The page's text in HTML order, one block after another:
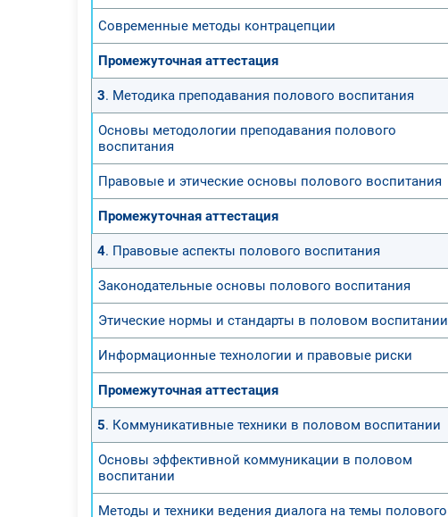
Современные методы контрацепции
Промежуточная аттестация
3. Методика преподавания полового воспитания
Основы методологии преподавания полового
воспитания
Правовые и этические основы полового воспитания
Промежуточная аттестация
4. Правовые аспекты полового воспитания
Законодательные основы полового воспитания
Этические нормы и стандарты в половом воспитании
Информационные технологии и правовые риски
Промежуточная аттестация
5. Коммуникативные техники в половом воспитании
Основы эффективной коммуникации в половом
воспитании
Методы и техники ведения диалога на темы полового